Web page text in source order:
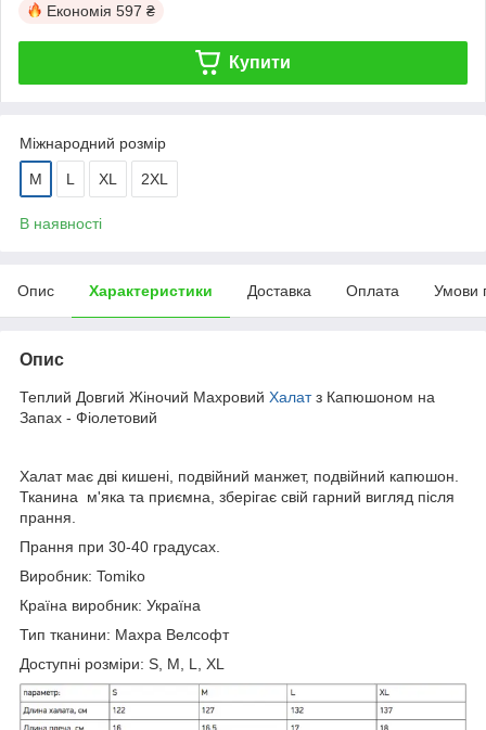
Економія 597 ₴
Купити
Міжнародний розмір
M L XL 2XL
В наявності
Опис Характеристики Доставка Оплата Умови
Опис
Теплий Довгий Жіночий Махровий Халатз Капюшоном на
Запах - Фіолетовий
Халат має дві кишені, подвійний манжет, подвійний капюшон.
Тканина м'яка та приємна, зберігає свій гарний вигляд після
прання.
Прання при 30-40 градусах.
Виробник: Tomiko
Країна виробник: Україна
Тип тканини: Махра Велсофт
Доступні розміри: S, M, L, XL